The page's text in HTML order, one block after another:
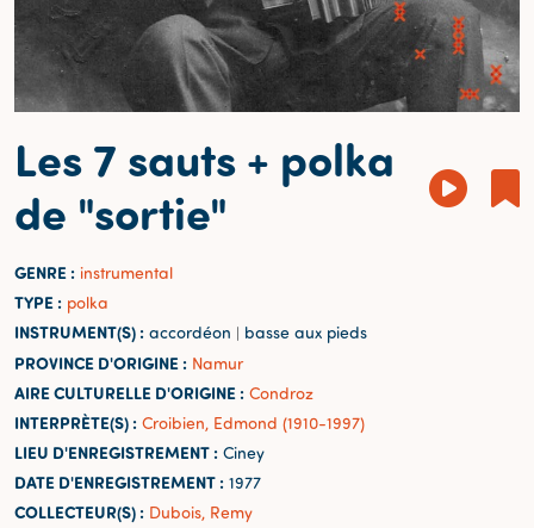
Les 7 sauts + polka
de "sortie"
GENRE : instrumental
TYPE : polka
INSTRUMENT(S) : accordéon | basse aux pieds
PROVINCE D'ORIGINE : Namur
AIRE CULTURELLE D'ORIGINE : Condroz
INTERPRÈTE(S) : Croibien, Edmond (1910-1997)
LIEU D'ENREGISTREMENT : Ciney
DATE D'ENREGISTREMENT : 1977
COLLECTEUR(S) : Dubois, Remy